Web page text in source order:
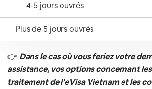
4-5 jours ouvrés
Plus de 5 jours ouvrés
👉 Dans le cas où vous feriez votre
assistance, vos options concernant
traitement de l’eVisa Vietnam et les